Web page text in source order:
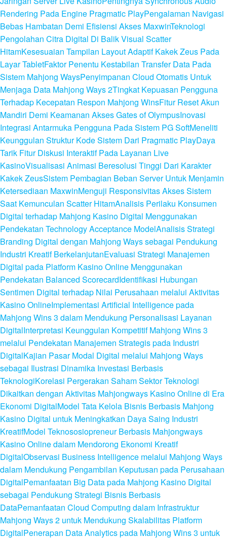
Rendering Pada Engine Pragmatic PlayPengalaman Navigasi
Bebas Hambatan Demi Efisiensi Akses MaxwinTeknologi
Pengolahan Citra Digital Di Balik Visual Scatter
HitamKesesuaian Tampilan Layout Adaptif Kakek Zeus Pada
Layar TabletFaktor Penentu Kestabilan Transfer Data Pada
Sistem Mahjong WaysPenyimpanan Cloud Otomatis Untuk
Menjaga Data Mahjong Ways 2Tingkat Kepuasan Pengguna
Terhadap Kecepatan Respon Mahjong WinsFitur Reset Akun
Mandiri Demi Keamanan Akses Gates of OlympusInovasi
Integrasi Antarmuka Pengguna Pada Sistem PG SoftMeneliti
Keunggulan Struktur Kode Sistem Dari Pragmatic PlayDaya
Tarik Fitur Diskusi Interaktif Pada Layanan Live
KasinoVisualisasi Animasi Beresolusi Tinggi Dari Karakter
Kakek ZeusSistem Pembagian Beban Server Untuk Menjamin
Ketersediaan MaxwinMenguji Responsivitas Akses Sistem
Saat Kemunculan Scatter HitamAnalisis Perilaku Konsumen
Digital terhadap Mahjong Kasino Digital Menggunakan
Pendekatan Technology Acceptance ModelAnalisis Strategi
Branding Digital dengan Mahjong Ways sebagai Pendukung
Industri Kreatif BerkelanjutanEvaluasi Strategi Manajemen
Digital pada Platform Kasino Online Menggunakan
Pendekatan Balanced ScorecardIdentifikasi Hubungan
Sentimen Digital terhadap Nilai Perusahaan melalui Aktivitas
Kasino OnlineImplementasi Artificial Intelligence pada
Mahjong Wins 3 dalam Mendukung Personalisasi Layanan
DigitalInterpretasi Keunggulan Kompetitif Mahjong Wins 3
melalui Pendekatan Manajemen Strategis pada Industri
DigitalKajian Pasar Modal Digital melalui Mahjong Ways
sebagai Ilustrasi Dinamika Investasi Berbasis
TeknologiKorelasi Pergerakan Saham Sektor Teknologi
Dikaitkan dengan Aktivitas Mahjongways Kasino Online di Era
Ekonomi DigitalModel Tata Kelola Bisnis Berbasis Mahjong
Kasino Digital untuk Meningkatkan Daya Saing Industri
KreatifModel Teknososiopreneur Berbasis Mahjongways
Kasino Online dalam Mendorong Ekonomi Kreatif
DigitalObservasi Business Intelligence melalui Mahjong Ways
dalam Mendukung Pengambilan Keputusan pada Perusahaan
DigitalPemanfaatan Big Data pada Mahjong Kasino Digital
sebagai Pendukung Strategi Bisnis Berbasis
DataPemanfaatan Cloud Computing dalam Infrastruktur
Mahjong Ways 2 untuk Mendukung Skalabilitas Platform
DigitalPenerapan Data Analytics pada Mahjong Wins 3 untuk